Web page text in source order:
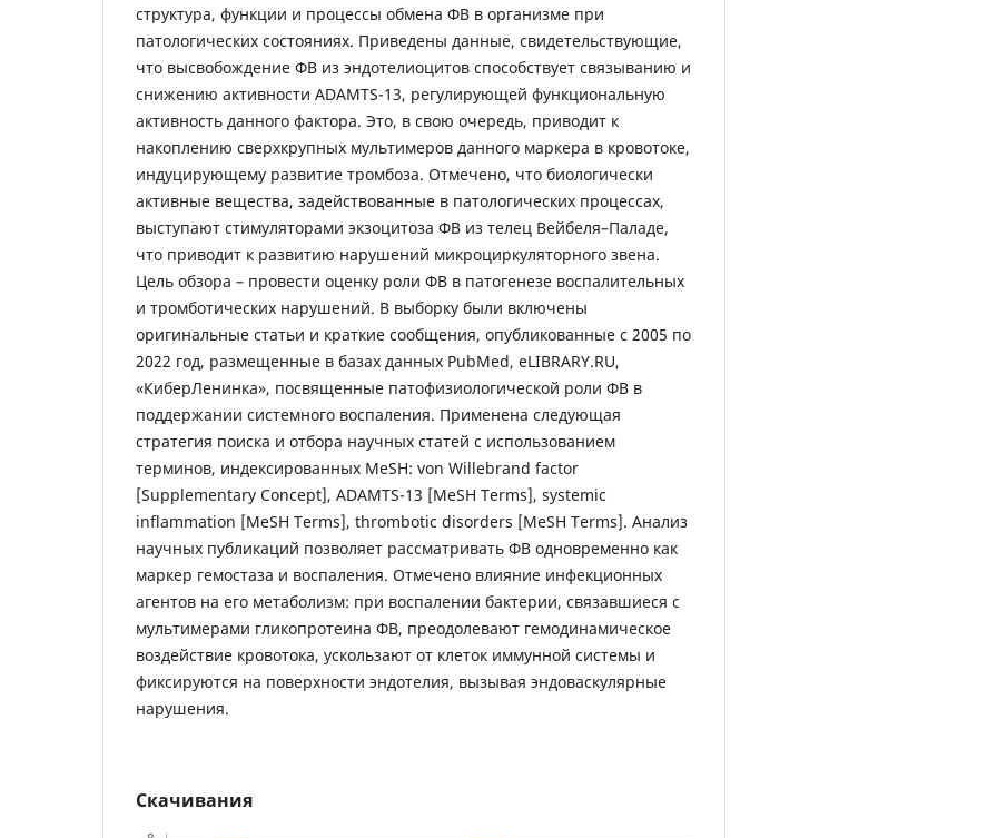
структура, функции и процессы обмена ФВ в организме при
патологических состояниях. Приведены данные, свидетельствующие,
что высвобождение ФВ из эндотелиоцитов способствует связыванию и
снижению активности ADAMTS-13, регулирующей функциональную
активность данного фактора. Это, в свою очередь, приводит к
накоплению сверхкрупных мультимеров данного маркера в кровотоке,
индуцирующему развитие тромбоза. Отмечено, что биологически
активные вещества, задействованные в патологических процессах,
выступают стимуляторами экзоцитоза ФВ из телец Вейбеля–Паладе,
что приводит к развитию нарушений микроциркуляторного звена.
Цель обзора – провести оценку роли ФВ в патогенезе воспалительных
и тромботических нарушений. В выборку были включены
оригинальные статьи и краткие сообщения, опубликованные с 2005 по
2022 год, размещенные в базах данных PubMed, eLIBRARY.RU,
«КиберЛенинка», посвященные патофизиологической роли ФВ в
поддержании системного воспаления. Применена следующая
стратегия поиска и отбора научных статей с использованием
терминов, индексированных MeSH: von Willebrand factor
[Supplementary Concept], ADAMTS-13 [MeSH Terms], systemic
inflammation [MeSH Terms], thrombotic disorders [MeSH Terms]. Анализ
научных публикаций позволяет рассматривать ФВ одновременно как
маркер гемостаза и воспаления. Отмечено влияние инфекционных
агентов на его метаболизм: при воспалении бактерии, связавшиеся с
мультимерами гликопротеина ФВ, преодолевают гемодинамическое
воздействие кровотока, ускользают от клеток иммунной системы и
фиксируются на поверхности эндотелия, вызывая эндоваскулярные
нарушения.
Скачивания